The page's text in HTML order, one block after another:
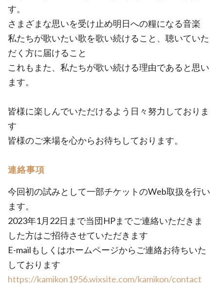
す。
さまざまな思いを受け止め明日への糧になる音楽
私たちが歌いたい歌を歌い続けること、聴いていた
だく方に届けること
これもまた、私たちが歌い続ける理由であると思い
ます。
皆様に楽しんでいただけるよう日々努力しておりま
す
皆様のご来場を心からお待ちしております。
連絡事項
今回初の試みとして一部チケットのWeb取扱を行い
ます。
2023年1月22日まで当団HPまでご連絡いただきま
した方はご招待させていただきます
E-mailもしくはホームページからご連絡お待ちいた
しております
https://kamikon1956.wixsite.com/kamikon/contact